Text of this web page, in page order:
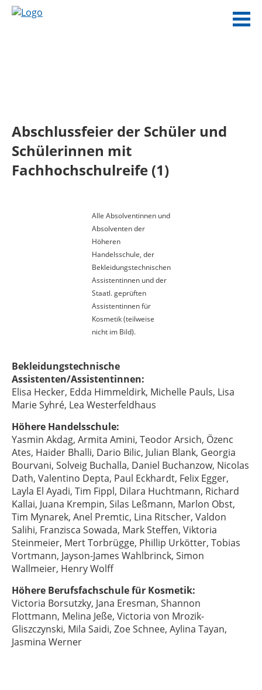
Abschlussfeier der Schüler und
Schülerinnen mit
Fachhochschulreife (1)
Alle Absolventinnen und
Absolventen der
Höheren
Handelsschule, der
Bekleidungstechnischen
Assistentinnen und der
Staatl. geprüften
Assistentinnen für
Kosmetik (teilweise
nicht im Bild).
Bekleidungstechnische
Assistenten/Assistentinnen:
Elisa Hecker, Edda Himmeldirk, Michelle Pauls, Lisa
Marie Syhré, Lea Westerfeldhaus
Höhere Handelsschule:
Yasmin Akdag, Armita Amini, Teodor Arsich, Özenc
Ates, Haider Bhalli, Dario Bilic, Julian Blank, Georgia
Bourvani, Solveig Buchalla, Daniel Buchanzow, Nicolas
Dath, Valentino Depta, Paul Eckhardt, Felix Egger,
Layla El Ayadi, Tim Fippl, Dilara Huchtmann, Richard
Kallai, Juana Krempin, Silas Leßmann, Marlon Obst,
Tim Mynarek, Anel Premtic, Lina Ritscher, Valdon
Salihi, Franzisca Sowada, Mark Steffen, Viktoria
Steinmeier, Mert Torbrügge, Phillip Urkötter, Tobias
Vortmann, Jayson-James Wahlbrinck, Simon
Wallmeier, Henry Wolff
Höhere Berufsfachschule für Kosmetik:
Victoria Borsutzky, Jana Eresman, Shannon
Flottmann, Melina Jeße, Victoria von Mrozik-
Gliszczynski, Mila Saidi, Zoe Schnee, Aylina Tayan,
Jasmina Werner